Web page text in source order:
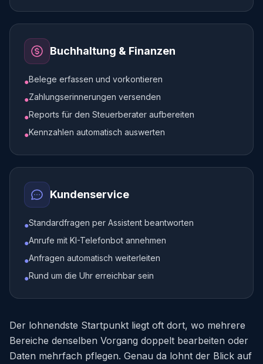
Buchhaltung & Finanzen
●Belege erfassen und vorkontieren
●Zahlungserinnerungen versenden
●Reports für den Steuerberater aufbereiten
●Kennzahlen automatisch auswerten
Kundenservice
●Standardfragen per Assistent beantworten
●Anrufe mit KI-Telefonbot annehmen
●Anfragen automatisch weiterleiten
●Rund um die Uhr erreichbar sein
Der lohnendste Startpunkt liegt oft dort, wo mehrere
Bereiche denselben Vorgang doppelt bearbeiten oder
Daten mehrfach pflegen. Genau da lohnt der Blick auf